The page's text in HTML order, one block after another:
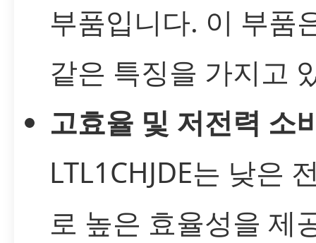
부품입니다. 이 부품
같은 특징을 가지고
고효율 및 저전력 소
LTL1CHJDE는 낮은
로 높은 효율성을 제